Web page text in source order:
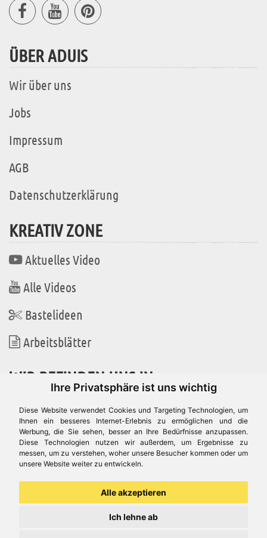
Ihre Privatsphäre ist uns wichtig
Diese Website verwendet Cookies und Targeting Technologien, um
Ihnen ein besseres Internet-Erlebnis zu ermöglichen und die
Werbung, die Sie sehen, besser an Ihre Bedürfnisse anzupassen.
Diese Technologien nutzen wir außerdem, um Ergebnisse zu
messen, um zu verstehen, woher unsere Besucher kommen oder um
unsere Website weiter zu entwickeln.
Alle akzeptieren
Ich lehne ab
ÜBER ADUIS
Wir über uns
Jobs
Impressum
AGB
Datenschutzerklärung
KREATIV ZONE
Aktuelles Video
Alle Videos
Bastelideen
Arbeitsblätter
WIR BEFINDEN UNS IN
Es gibt uns auch in